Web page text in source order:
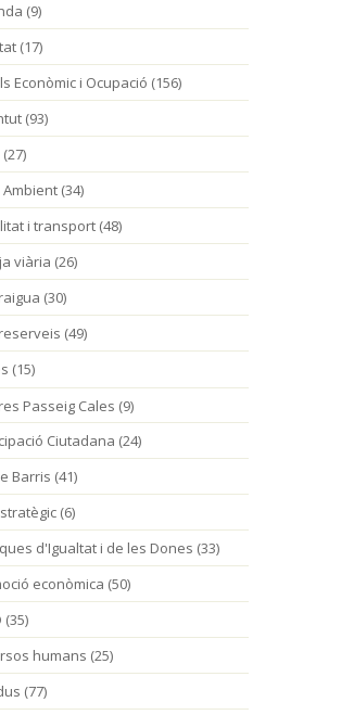
L’Ajuntament i
Nostreserveis executen
treballs de
al carril bici
T-323
L’actuació millora les
condicions d’ús del
(9)
(17)
Econòmic i Ocupació (156)
(93)
(27)
Ambient(34)
i transport(48)
viària (26)
(30)
(49)
(15)
Passeig Cales (9)
Ciutadana (24)
Barris (41)
(6)
d'Igualtat i de les Dones (33)
econòmica (50)
(35)
humans (25)
(77)